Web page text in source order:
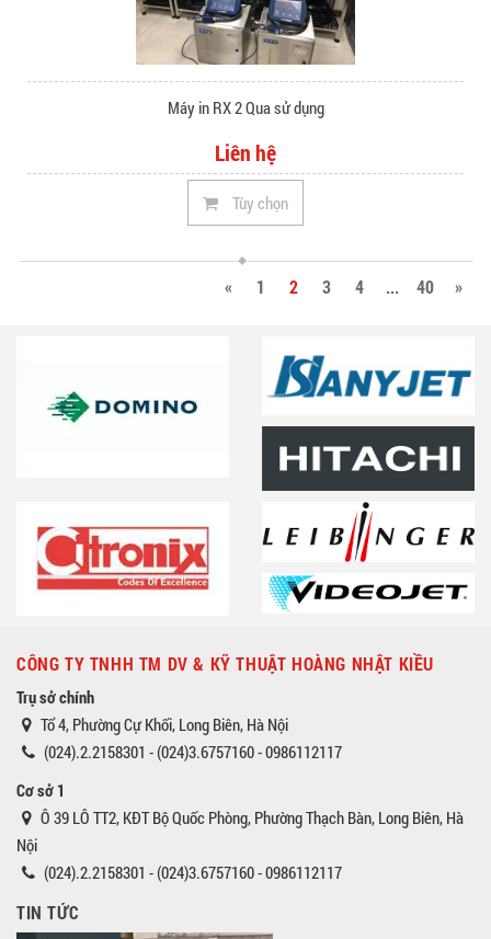
Máy in RX 2 Qua sử dụng
Liên hệ
Tùy chọn
« 1 2 3 4 ... 40 »
CÔNG TY TNHH TM DV & KỸ THUẬT HOÀNG NHẬT KIỀU
Trụ sở chính
Tổ 4, Phường Cự Khối, Long Biên, Hà Nội
(024).2.2158301 - (024)3.6757160 - 0986112117
Cơ sở 1
Ô 39 LÔ TT2, KĐT Bộ Quốc Phòng, Phường Thạch Bàn, Long Biên, Hà
Nội
(024).2.2158301 - (024)3.6757160 - 0986112117
TIN TỨC